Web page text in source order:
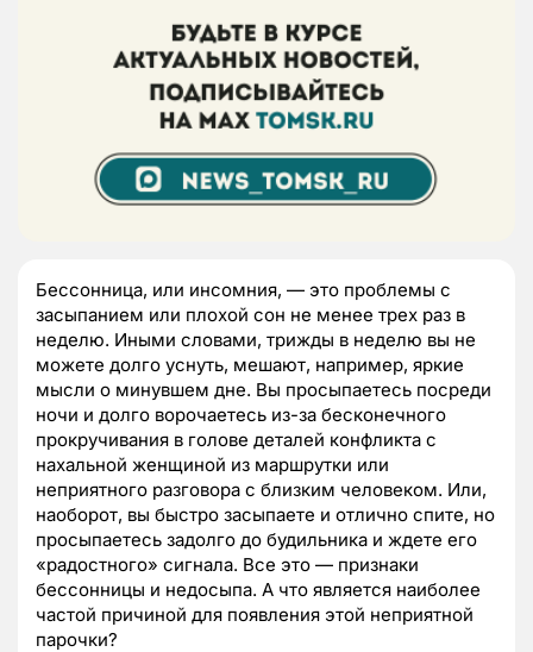
Бессонница, или инсомния, — это проблемы с
засыпанием или плохой сон не менее трех раз в
неделю. Иными словами, трижды в неделю вы не
можете долго уснуть, мешают, например, яркие
мысли о минувшем дне. Вы просыпаетесь посреди
ночи и долго ворочаетесь из-за бесконечного
прокручивания в голове деталей конфликта с
нахальной женщиной из маршрутки или
неприятного разговора с близким человеком. Или,
наоборот, вы быстро засыпаете и отлично спите, но
просыпаетесь задолго до будильника и ждете его
«радостного» сигнала. Все это — признаки
бессонницы и недосыпа. А что является наиболее
частой причиной для появления этой неприятной
парочки?